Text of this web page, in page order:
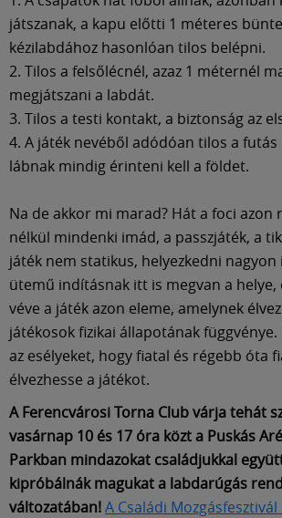
játszanak, a kapu előtti 1 méteres
kézilabdához hasonlóan tilos belépni.
2. Tilos a felsőlécnél, azaz 1 méternél
megjátszani a labdát.
3. Tilos a testi kontakt, a biztonság az
4. A játék nevéből adódóan tilos a futás
lábnak mindig érinteni kell a földet.
Na de akkor mi marad? Hát a foci azon
nélkül mindenki imád, a passzjáték, a
játék nem statikus, helyezkedni nagyon
ütemű indításnak itt is megvan a helye,
véve a játék azon eleme, amelynek
játékosok fizikai állapotának függvénye.
az esélyeket, hogy fiatal és régebb óta
élvezhesse a játékot.
A Ferencvárosi Torna Club várja tehát
vasárnap 10 és 17 óra közt a Puskás
Parkban mindazokat családjukkal
kipróbálnák magukat a labdarúgás
változatában!A Családi